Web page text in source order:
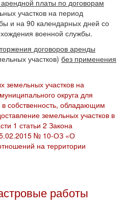
платы по договорам
участков на период
и на 90 календарных дней со
военной службы.
договоров аренды
участков) без применения
участков на
округа для
собственность, обладающим
земельных участков в
1 статьи 2 Закона
№ 10-ОЗ «О
на территории
работы